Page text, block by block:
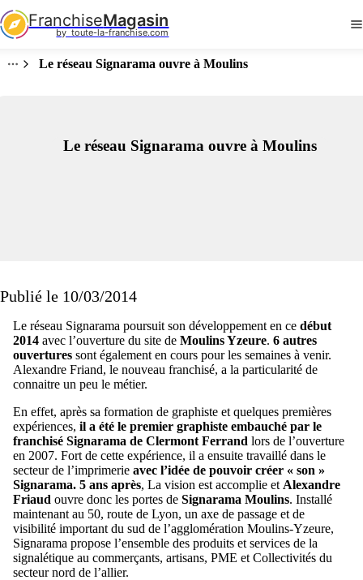
FranchiseMagasin
by  toute-la-franchise.com
Le réseau Signarama ouvre à Moulins
Le réseau Signarama ouvre à Moulins
Publié le 10/03/2014
Le réseau Signarama poursuit son développement en ce début
2014 avec l’ouverture du site de Moulins Yzeure. 6 autres
ouvertures sont également en cours pour les semaines à venir.
Alexandre Friand, le nouveau franchisé, a la particularité de
connaitre un peu le métier.
En effet, après sa formation de graphiste et quelques premières
expériences, il a été le premier graphiste embauché par le
franchisé Signarama de Clermont Ferrand lors de l’ouverture
en 2007. Fort de cette expérience, il a ensuite travaillé dans le
secteur de l’imprimerie avec l’idée de pouvoir créer « son »
Signarama. 5 ans après, La vision est accomplie et Alexandre
Friaud ouvre donc les portes de Signarama Moulins. Installé
maintenant au 50, route de Lyon, un axe de passage et de
visibilité important du sud de l’agglomération Moulins-Yzeure,
Signarama propose l’ensemble des produits et services de la
signalétique au commerçants, artisans, PME et Collectivités du
secteur nord de l’allier.